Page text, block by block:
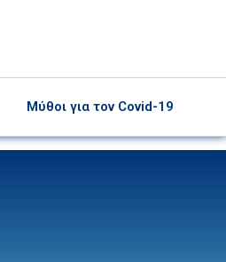
Μύθοι για τον Covid-19